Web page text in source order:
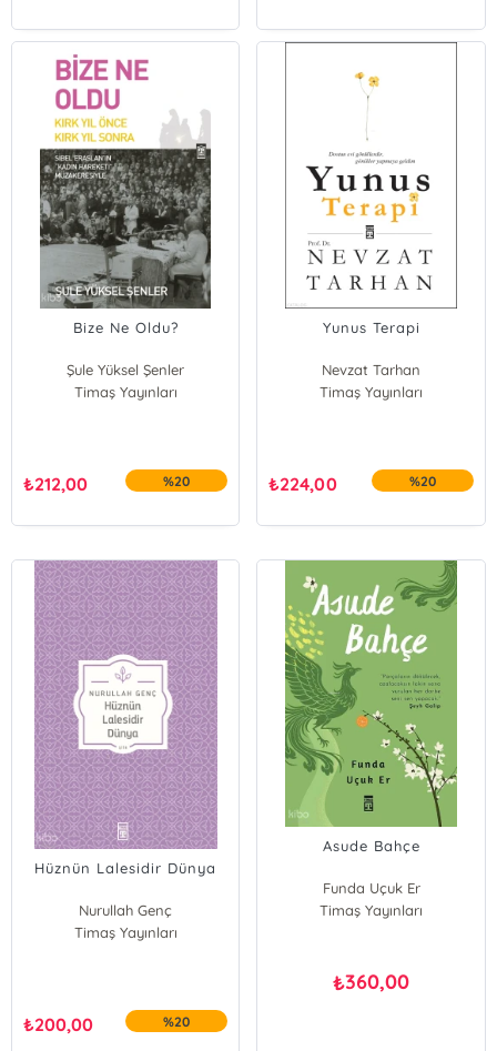
Bize Ne Oldu?
Şule Yüksel Şenler
Timaş Yayınları
₺212,00 %20
Yunus Terapi
Nevzat Tarhan
Timaş Yayınları
₺224,00 %20
Hüznün Lalesidir Dünya
Nurullah Genç
Timaş Yayınları
₺200,00 %20
Asude Bahçe
Funda Uçuk Er
Timaş Yayınları
₺360,00